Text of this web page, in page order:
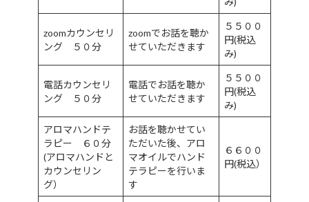
zoomカウンセリ
ング ５０分
zoomでお話を聴か
せていただきます
５５００
円(税込
み)
電話カウンセリ
ング ５０分
電話でお話を聴か
せていただきます
５５００
円(税込
み)
アロマハンドテ
ラピー ６０分
(アロマハンドと
カウンセリン
グ）
お話を聴かせてい
ただいた後、アロ
マオイルでハンド
テラピーを行いま
す
６６００
円(税込）